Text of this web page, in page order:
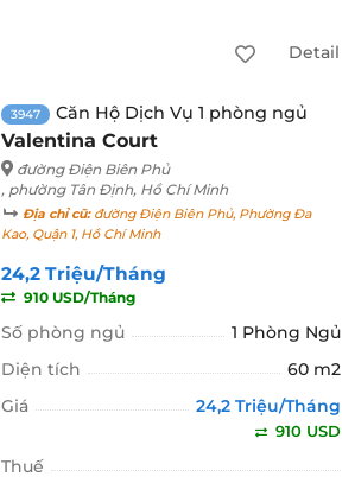
Detail
3947 Căn Hộ Dịch Vụ 1 phòng ngủ
Valentina Court
đường Điện Biên Phủ
, phường Tân Định, Hồ Chí Minh
Địa chỉ cũ:đường Điện Biên Phủ, Phường Đa
Kao, Quận 1, Hồ Chí Minh
24,2 Triệu/Tháng
910 USD/Tháng
Số phòng ngủ
1 Phòng Ngủ
Diện tích
60 m2
Giá
24,2 Triệu/Tháng
910 USD
Thuế